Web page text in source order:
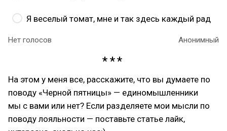
Я веселый томат, мне и так здесь каждый рад
Нет голосов Анонимный
На этом у меня все, расскажите, что вы думаете по
поводу «Черной пятницы» — единомышленники
мы с вами или нет? Если разделяете мои мысли по
поводу лояльности — поставьте статье лайк,